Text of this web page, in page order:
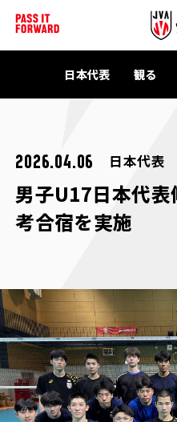
日本代表 観る
2026.04.06 日本代表
男子U17日本代
考合宿を実施